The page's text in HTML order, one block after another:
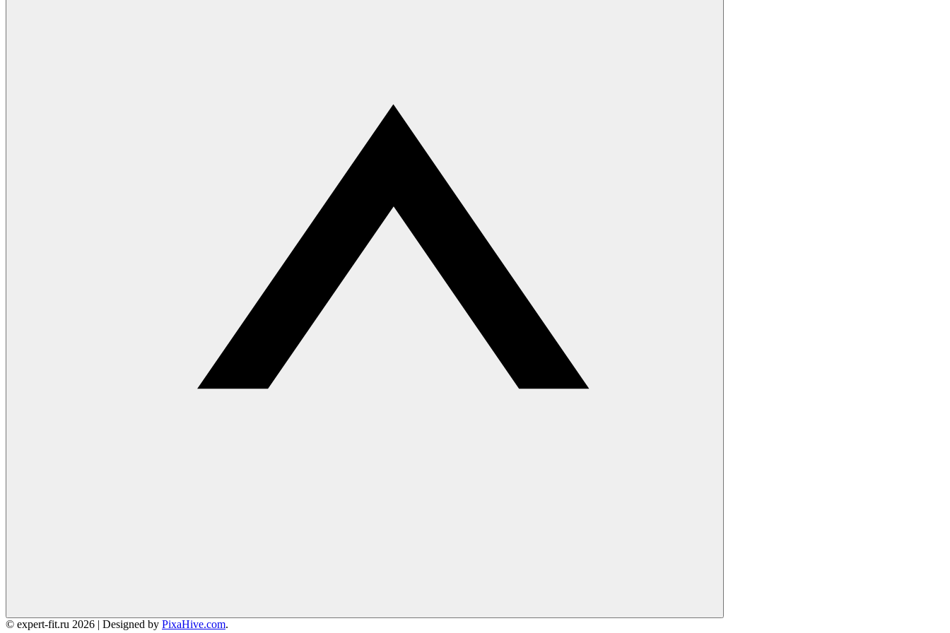
© expert-fit.ru 2026 | Designed by PixaHive.com.